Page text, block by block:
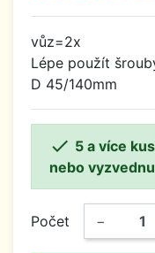
vůz=2x
Lépe použít
D 45/140mm
 5 a více
nebo
Počet −